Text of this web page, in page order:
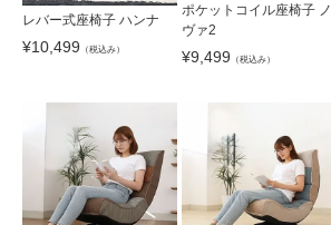
レバー式座椅子 ハンナ
¥10,499 （税込み）
ポケットコイル座椅子 ノ
ヴァ2
¥9,499 （税込み）